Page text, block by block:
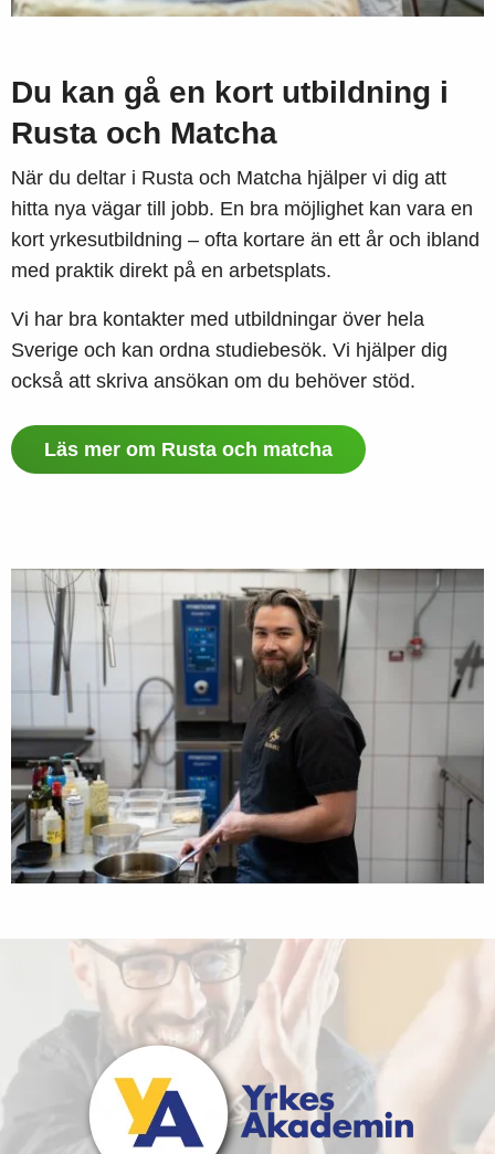
Du kan gå en kort utbildning i
Rusta och Matcha
När du deltar i Rusta och Matcha hjälper vi dig att
hitta nya vägar till jobb. En bra möjlighet kan vara en
kort yrkesutbildning – ofta kortare än ett år och ibland
med praktik direkt på en arbetsplats.
Vi har bra kontakter med utbildningar över hela
Sverige och kan ordna studiebesök. Vi hjälper dig
också att skriva ansökan om du behöver stöd.
Läs mer om Rusta och matcha